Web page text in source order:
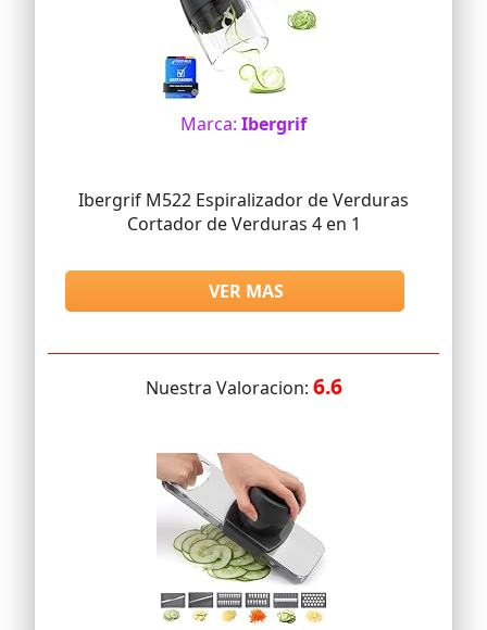
Marca: Ibergrif
Ibergrif M522 Espiralizador de Verduras
Cortador de Verduras 4 en 1
VER MAS
Nuestra Valoracion: 6.6